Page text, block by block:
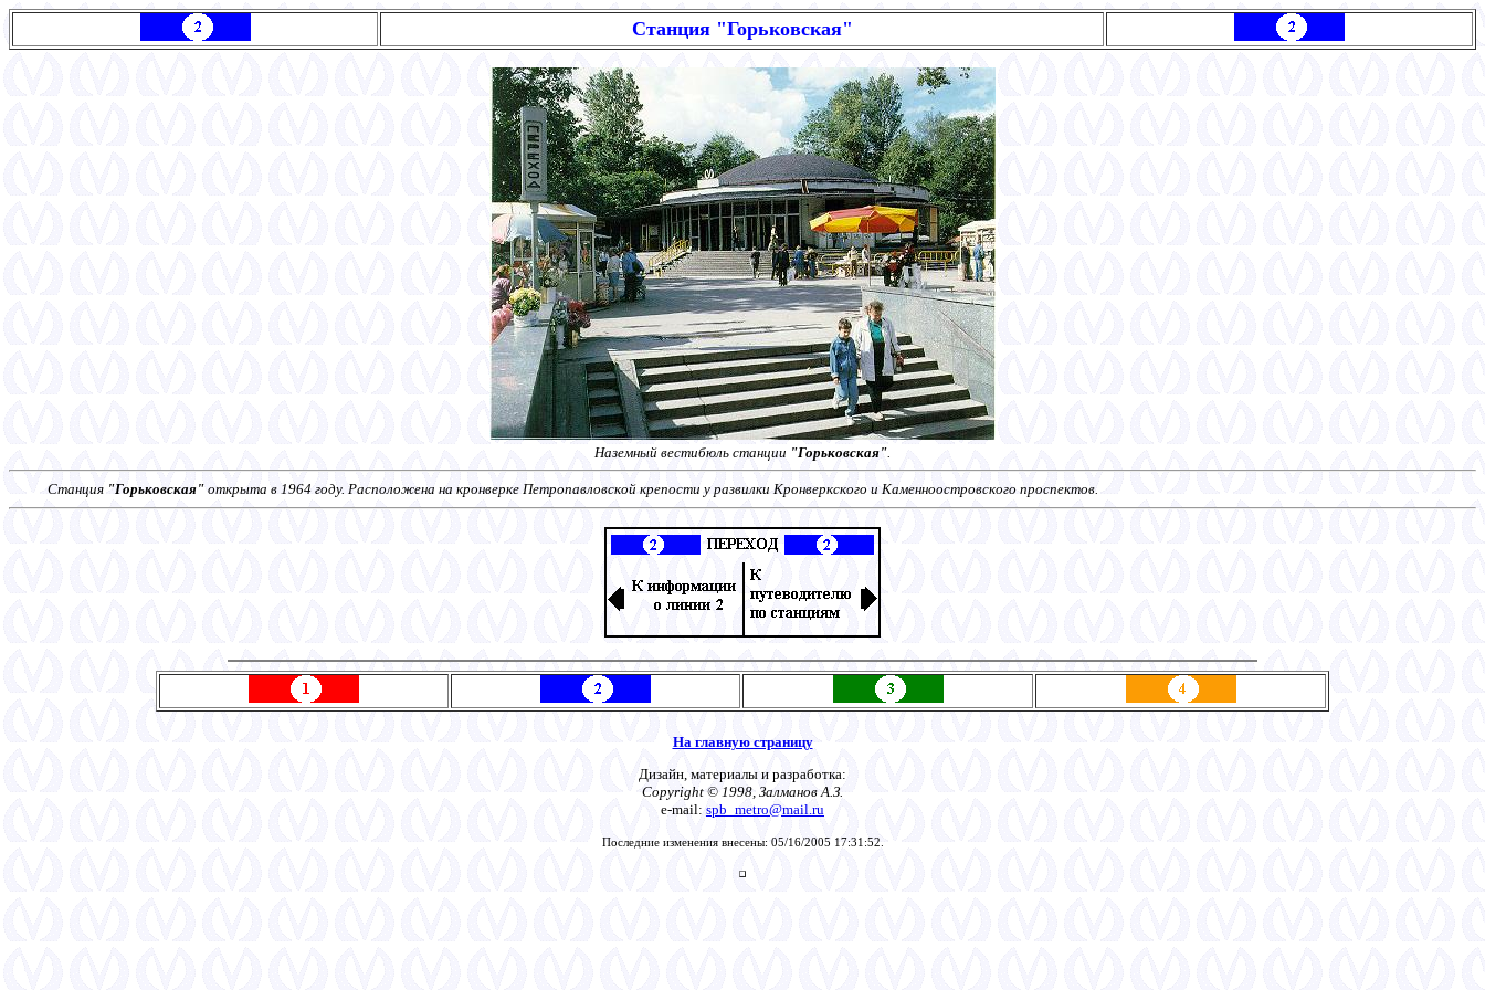
Станция "Горьковская"
Наземный вестибюль станции "Горьковская".
Станция "Горьковская" открыта в 1964 году. Расположена на кронверке Петропавловской крепости у развилки Кронверкского и Каменноостровского проспектов.
На главную страницу
Дизайн, материалы и разработка:
Copyright © 1998, Залманов А.З.
e-mail: spb_metro@mail.ru
Последние изменения внесены: 05/16/2005 17:31:52.